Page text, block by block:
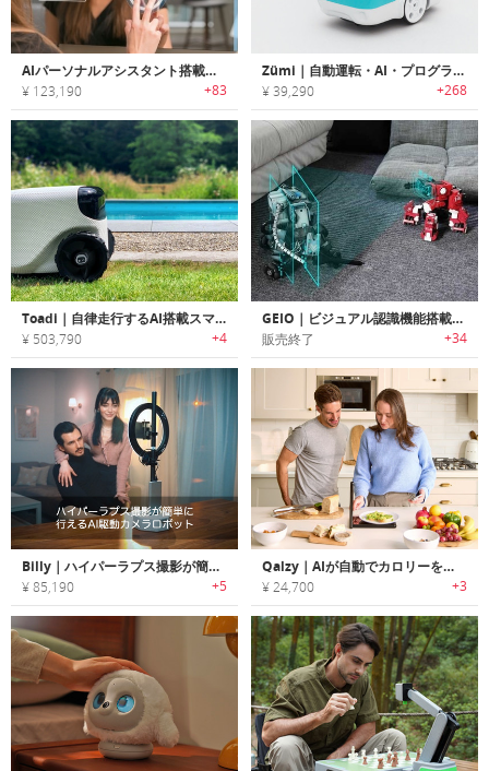
AIパーソナルアシスタント搭載スマートミラー「Ayi（アイ）」
¥ 123,190 +83
Zümi｜自動運転・AI・プログラミングについて学習できるロボットカー「ズーミ」
¥ 39,290 +268
Toadi｜自律走行するAI搭載スマート芝刈り/草刈りロボット「トーディ」
¥ 503,790 +4
GEIO｜ビジュアル認識機能搭載FPSバトルロボット「ガイオ」
販売終了 +34
Billy｜ハイパーラプス撮影が簡単に行えるAI駆動カメラロボット「ビリー」
¥ 85,190 +5
Qalzy｜AIが自動でカロリーを計算してくれるスマートキッチンスケール
¥ 24,700 +3